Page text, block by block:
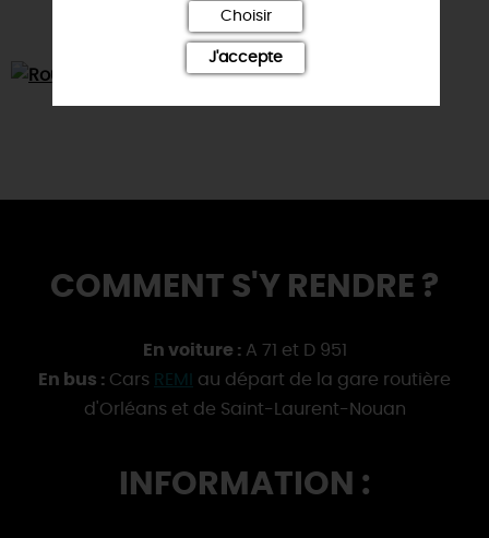
COMMENT S'Y RENDRE ?
En voiture : A 71 et D 951
En bus : Cars REMI
au départ de la gare routière
d'Orléans et de Saint-Laurent-Nouan
INFORMATION :
Choisir
J'accepte